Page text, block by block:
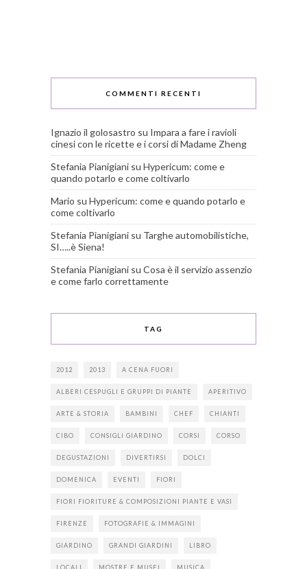
COMMENTI RECENTI
Ignazio il golosastro su Impara a fare i ravioli
cinesi con le ricette e i corsi di Madame Zheng
Stefania Pianigiani su Hypericum: come e
quando potarlo e come coltivarlo
Mario su Hypericum: come e quando potarlo e
come coltivarlo
Stefania Pianigiani su Targhe automobilistiche,
SI…..è Siena!
Stefania Pianigiani su Cosa è il servizio assenzio
e come farlo correttamente
TAG
2012 2013 A CENA FUORI
ALBERI CESPUGLI E GRUPPI DI PIANTE APERITIVO
ARTE & STORIA BAMBINI CHEF CHIANTI
CIBO CONSIGLI GIARDINO CORSI CORSO
DEGUSTAZIONI DIVERTIRSI DOLCI
DOMENICA EVENTI FIORI
FIORI FIORITURE & COMPOSIZIONI PIANTE E VASI
FIRENZE FOTOGRAFIE & IMMAGINI
GIARDINO GRANDI GIARDINI LIBRO
LOCALI MOSTRE E MUSEI MUSICA